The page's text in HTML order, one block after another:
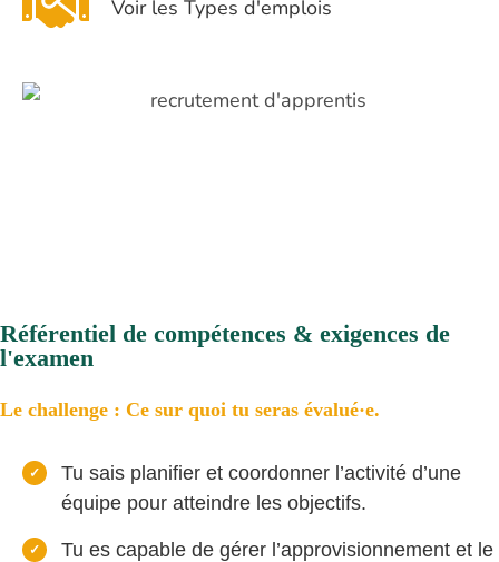
Voir les Types d'emplois
Référentiel de compétences & exigences de
l'examen
Le challenge : Ce sur quoi tu seras évalué·e.
Tu sais planifier et coordonner l’activité d’une
équipe pour atteindre les objectifs.
Tu es capable de gérer l’approvisionnement et le